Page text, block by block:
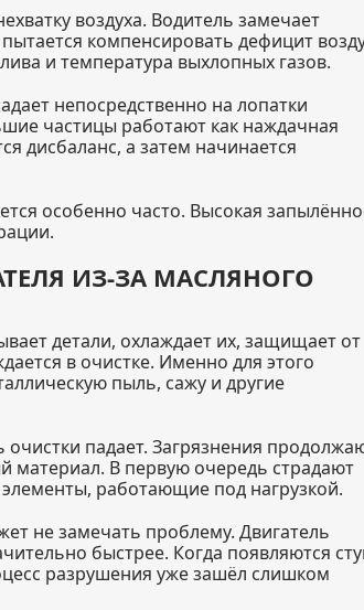
воздуха. Водитель замечает
компенсировать дефицит
и температура выхлопных газов.
непосредственно на лопатки
частицы работают как наждачная
дисбаланс, а затем начинается
особенно часто. Высокая
ИЗ-ЗА МАСЛЯНОГО
детали, охлаждает их, защищает от
в очистке. Именно для этого
пыль, сажу и другие
падает. Загрязнения
материал. В первую очередь страдают
работающие под нагрузкой.
не замечать проблему. Двигатель
быстрее. Когда появляются
разрушения уже зашёл слишком